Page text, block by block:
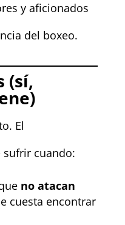
y aficionados
del boxeo.
(sí,
El
sufrir cuando:
no atacan
cuesta encontrar